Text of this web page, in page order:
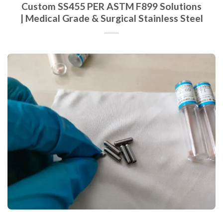
Custom SS455 PER ASTM F899 Solutions
| Medical Grade & Surgical Stainless Steel